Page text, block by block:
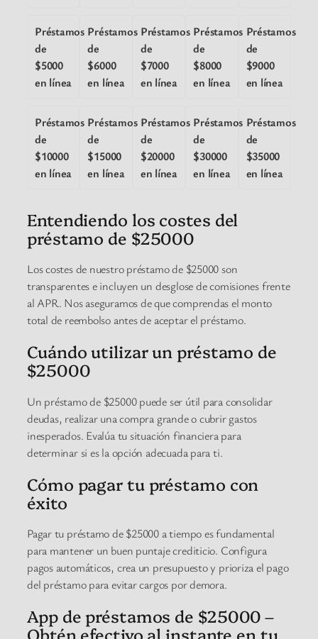
Préstamos
de
$5000
en línea
Préstamos
de
$6000
en línea
Préstamos
de
$7000
en línea
Préstamos
de
$8000
en línea
Préstamos
de
$9000
en línea
Préstamos
de
$10000
en línea
Préstamos
de
$15000
en línea
Préstamos
de
$20000
en línea
Préstamos
de
$30000
en línea
Préstamos
de
$35000
en línea
Entendiendo los costes del
préstamo de $25000
Los costes de nuestro préstamo de $25000 son
transparentes e incluyen un desglose de comisiones frente
al APR. Nos aseguramos de que comprendas el monto
total de reembolso antes de aceptar el préstamo.
Cuándo utilizar un préstamo de
$25000
Un préstamo de $25000 puede ser útil para consolidar
deudas, realizar una compra grande o cubrir gastos
inesperados. Evalúa tu situación financiera para
determinar si es la opción adecuada para ti.
Cómo pagar tu préstamo con
éxito
Pagar tu préstamo de $25000 a tiempo es fundamental
para mantener un buen puntaje crediticio. Configura
pagos automáticos, crea un presupuesto y prioriza el pago
del préstamo para evitar cargos por demora.
App de préstamos de $25000 –
Obtén efectivo al instante en tu